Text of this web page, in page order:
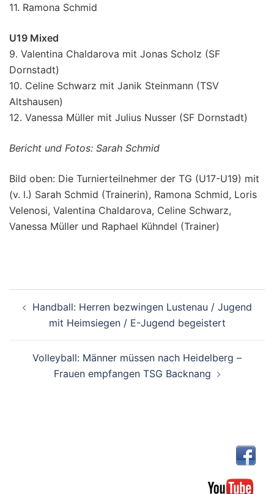
11. Ramona Schmid
U19 Mixed
9. Valentina Chaldarova mit Jonas Scholz (SF
Dornstadt)
10. Celine Schwarz mit Janik Steinmann (TSV
Altshausen)
12. Vanessa Müller mit Julius Nusser (SF Dornstadt)
Bericht und Fotos: Sarah Schmid
Bild oben: Die Turnierteilnehmer der TG (U17-U19) mit
(v. l.) Sarah Schmid (Trainerin), Ramona Schmid, Loris
Velenosi, Valentina Chaldarova, Celine Schwarz,
Vanessa Müller und Raphael Kühndel (Trainer)
Handball: Herren bezwingen Lustenau / Jugend
mit Heimsiegen / E-Jugend begeistert
Volleyball: Männer müssen nach Heidelberg –
Frauen empfangen TSG Backnang